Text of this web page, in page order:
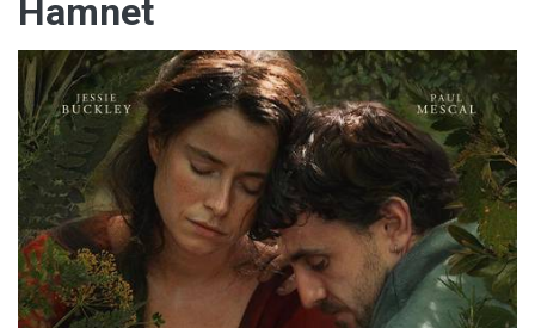
Hamnet